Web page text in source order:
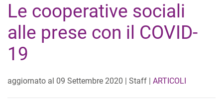
Le cooperative sociali
alle prese con il COVID-
19
aggiornato al 09 Settembre 2020 | Staff | ARTICOLI